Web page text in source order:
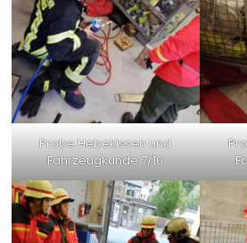
Probe Hebekissen und
Fahrzeugkunde 7/10